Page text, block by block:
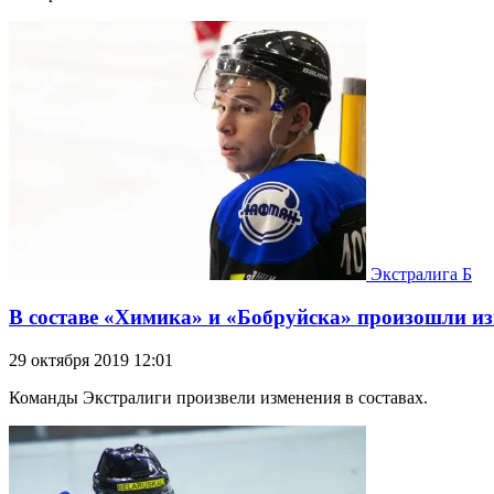
Экстралига Б
В составе «Химика» и «Бобруйска» произошли
29 октября 2019 12:01
Команды Экстралиги произвели изменения в составах.